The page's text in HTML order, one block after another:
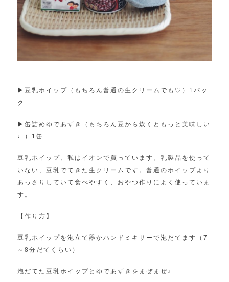
▶︎ 豆乳ホイップ（もちろん普通の生クリームでも♡）1パッ
ク
▶︎ 缶詰めゆであずき（もちろん豆から炊くともっと美味しい
♩）1缶
豆乳ホイップ、私はイオンで買っています。乳製品を使って
いない、豆乳でてきた生クリームです。普通のホイップより
あっさりしていて食べやすく、おやつ作りによく使っていま
す。
【作り方】
豆乳ホイップを泡立て器かハンドミキサーで泡だてます（7
～8分だてくらい）
泡だてた豆乳ホイップとゆであずきをまぜまぜ♩